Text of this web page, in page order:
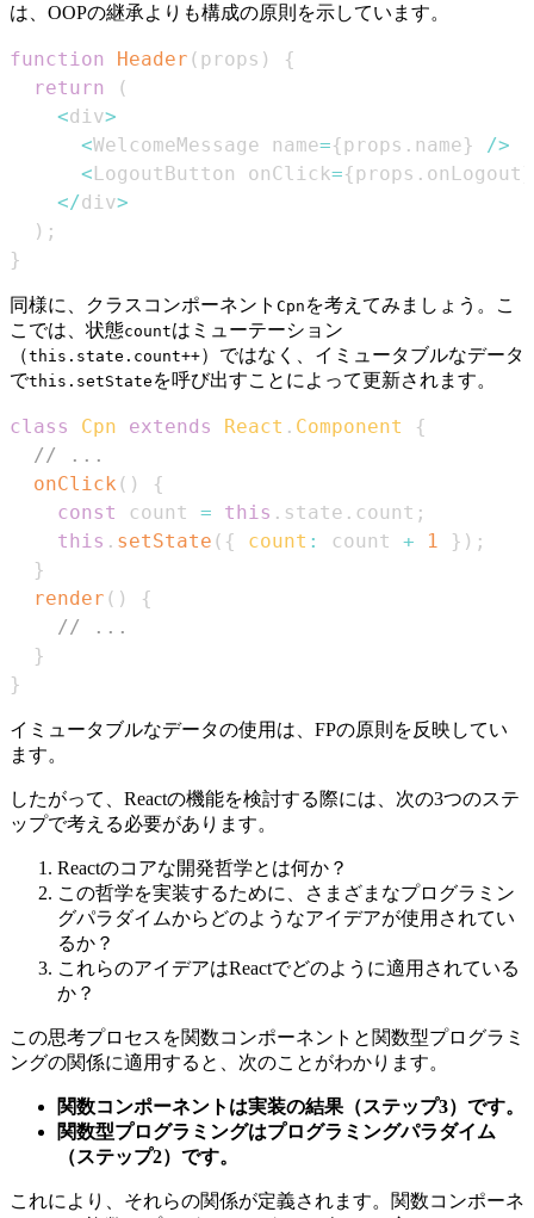
は、OOPの継承よりも構成の原則を示しています。
function Header ( props )
{
return
(
<div>
<WelcomeMessage name={props . name} />
<LogoutButton onClick={props . onLogout
</div>
) ;
}
同様に、クラスコンポーネント Cpn を考えてみましょう。こ
こでは、状態countはミューテーション
（this.state.count++）ではなく、イミュータブルなデータ
でthis.setState を呼び出すことによって更新されます。
class Cpn extends React . Component
{
// ...
onClick ( )
{
const
count = this . state . count ;
this . setState ( { count : count + 1 } ) ;
}
render ( )
{
// ...
}
}
イミュータブルなデータの使用は、FPの原則を反映してい
ます。
したがって、Reactの機能を検討する際には、次の3つのステ
ップで考える必要があります。
Reactのコアな開発哲学とは何か？
この哲学を実装するために、さまざまなプログラミン
グパラダイムからどのようなアイデアが使用されてい
るか？
これらのアイデアはReactでどのように適用されている
か？
この思考プロセスを関数コンポーネントと関数型プログラミ
ングの関係に適用すると、次のことがわかります。
関数コンポーネントは実装の結果（ステップ3）です。
関数型プログラミングはプログラミングパラダイム
（ステップ2）です。
これにより、それらの関係が定義されます。関数コンポーネ